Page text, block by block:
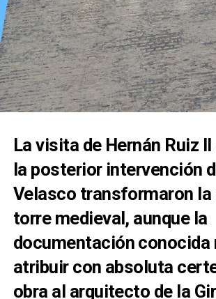
La visita de Hernán Ruiz
la posterior intervención
Velasco transformaron la
torre medieval, aunque la
documentación conocida
atribuir con absoluta
obra al arquitecto de la